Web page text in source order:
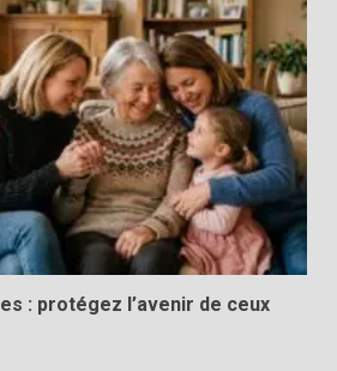
: protégez l’avenir de ceux